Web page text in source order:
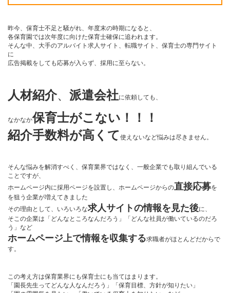
昨今、保育士不足と騒がれ、年度末の時期になると、
各保育園では次年度に向けた保育士確保に追われます。
そんな中、大手のアルバイト求人サイト、転職サイト、保育士の専門サイト
に
広告掲載をしても応募が入らず、採用に至らない。
人材紹介、 派遣会社に依頼しても、
なかなか保育士がこない！！！
紹介手数料が高くて 使えないなど悩みは尽きません。
そんな悩みを解消すべく、保育業界ではなく、一般企業でも取り組んでいる
ことですが、
ホームページ内に採用ページを設置し、ホームページからの直接応募を
を狙う企業が増えてきました
その理由として、いろいろな求人サイトの情報を見た後に、
そこの企業は「どんなところなんだろう」「どんな社員が働いているのだろ
う」など
ホームページ上で情報を収集する求職者がほとんどだからで
す。
この考え方は保育業界にも保育士にも当てはまります。
「園長先生ってどんな人なんだろう」「保育目標、方針が知りたい」